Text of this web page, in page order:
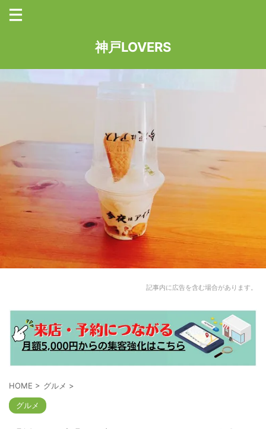
神戸LOVERS
記事内に広告を含む場合があります。
HOME > グルメ >
グルメ